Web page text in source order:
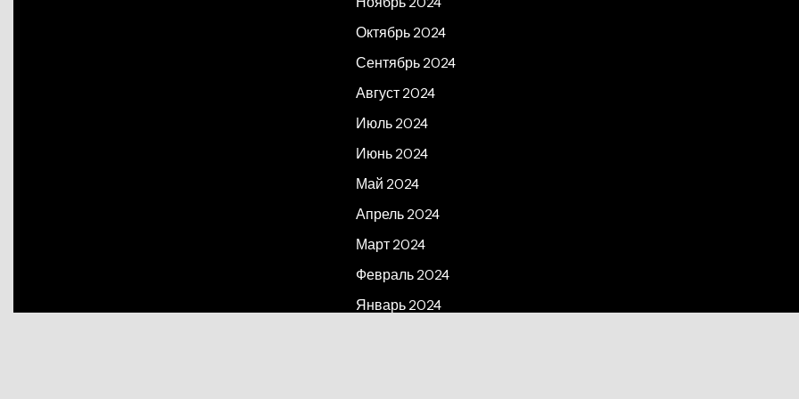
Октябрь 2024
Сентябрь 2024
Август 2024
Июль 2024
Июнь 2024
Май 2024
Апрель 2024
Март 2024
Февраль 2024
Январь 2024